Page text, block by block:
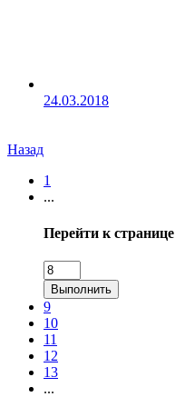
24.03.2018
Назад
1
...
Перейти к странице
Выполнить
9
10
11
12
13
...